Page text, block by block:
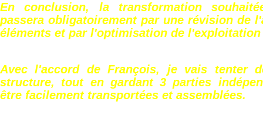
En conclusion, la transformation
passera obligatoirement par une révision de
éléments et par l'optimisation de l'exploitation
Avec l'accord de François, je vais tenter
structure, tout en gardant 3 parties
être facilement transportées et assemblées.